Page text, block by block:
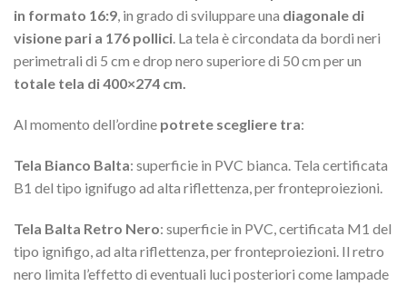
in formato 16:9, in grado di sviluppare una diagonale di
visione pari a 176 pollici. La tela è circondata da bordi neri
perimetrali di 5 cm e drop nero superiore di 50 cm per un
totale tela di400×274 cm.
Al momento dell’ordine potrete scegliere tra:
Tela Bianco Balta: superficie in PVC bianca. Tela certificata
B1 del tipo ignifugo ad alta riflettenza, per fronteproiezioni.
Tela Balta Retro Nero: superficie in PVC, certificata M1 del
tipo ignifigo, ad alta riflettenza, per fronteproiezioni. Il retro
nero limita l’effetto di eventuali luci posteriori come lampade